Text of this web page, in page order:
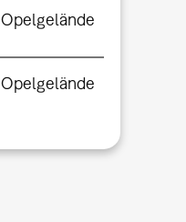
Opelgelände
Opelgelände